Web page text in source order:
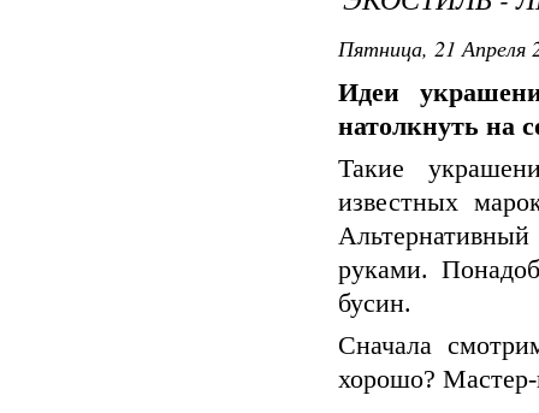
Пятница, 21 Апреля
Идеи
натолкнуть на
Такие
известных
руками.
бусин.
Сначала
хорошо? Мастер-